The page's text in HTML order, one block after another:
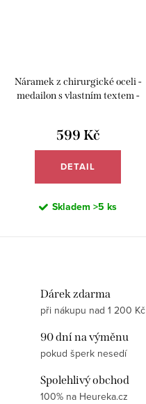
Náramek z chirurgické oceli -
medailon s vlastním textem -
599 Kč
DETAIL
Skladem >5 ks
Dárek zdarma
při nákupu nad 1 200 Kč
90 dní na výměnu
pokud šperk nesedí
Spolehlivý obchod
100% na Heureka.cz